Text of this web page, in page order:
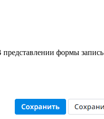
представлении формы запись